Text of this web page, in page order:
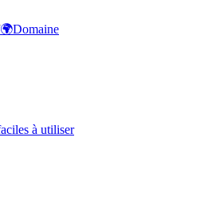
🌍Domaine
à utiliser